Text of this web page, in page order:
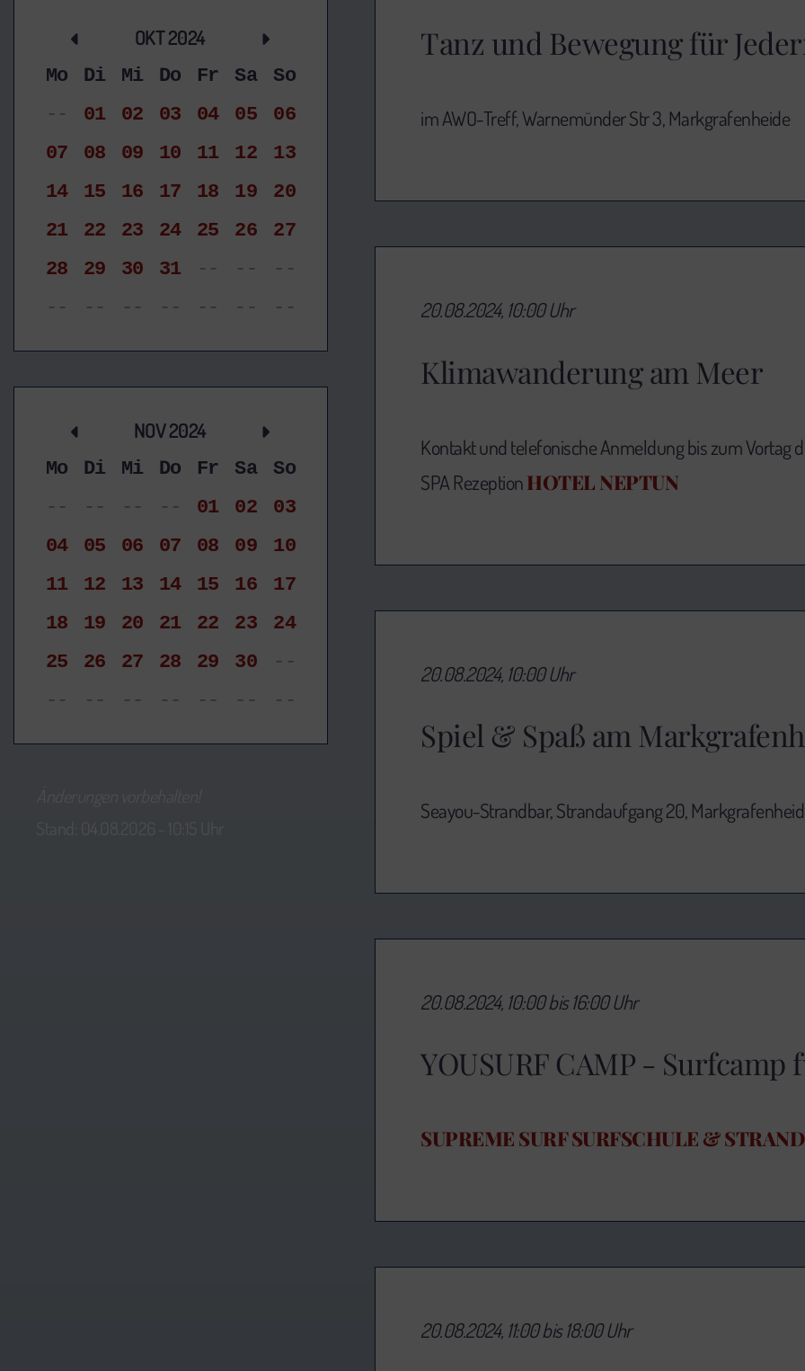
OKT 2024
Mo Di Mi Do Fr Sa
So
--
01 02 03 04 05
06
07
08 09 10 11 12
13
14
15 16 17 18 19
20
21
22 23 24 25 26
27
28
29 30 31 -- --
--
--
-- -- -- -- -- --
NOV 2024
Mo Di Mi Do Fr Sa
So
--
-- -- -- 01 02
03
04
05 06 07 08 09
10
11
12 13 14 15 16
17
18
19 20 21 22 23
24
25
26 27 28 29 30
--
--
-- -- -- -- -- --
Tanz und Bewegung für
im AWO-Treff, Warnemünder Str 3, Markgrafenheide
Klimawanderung am Meer
20.08.2024, 10:00 Uhr
Kontakt und telefonische Anmeldung bis zum Vortag
SPA RezeptionHOTEL NEPTUN
Spiel & Spaß am
20.08.2024, 10:00 Uhr
Seayou-Strandbar, Strandaufgang 20,
YOUSURF CAMP -
20.08.2024, 10:00 bis 16:00 Uhr
SUPREME SURF SURFSCHULE &
20.08.2024, 11:00 bis 18:00 Uhr